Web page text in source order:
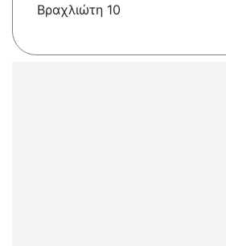
Βραχλιώτη 10